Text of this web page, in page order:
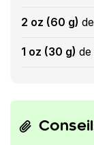
2 oz (60 g)
1 oz (30 g)